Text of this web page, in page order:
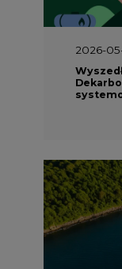
Koszty
Polsce